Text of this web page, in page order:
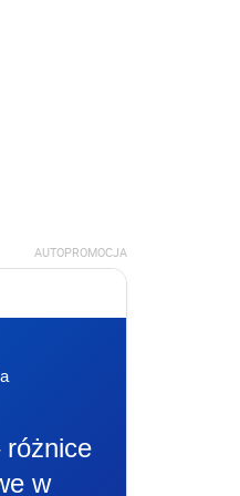
AUTOPROMOCJA
różnice
w